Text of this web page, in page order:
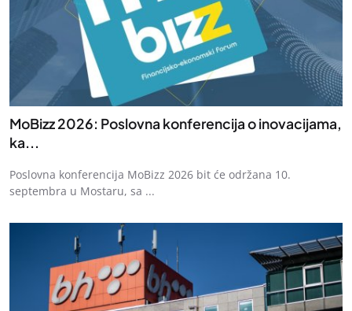
MoBizz 2026: Poslovna konferencija o inovacijama,
ka...
Poslovna konferencija MoBizz 2026 bit će održana 10.
septembra u Mostaru, sa ...